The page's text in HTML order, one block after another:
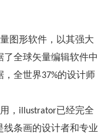
图形软件，以其强大
全球矢量编辑软件中
全世界37%的设计师
，illustrator已经完全
线条画的设计者和专业